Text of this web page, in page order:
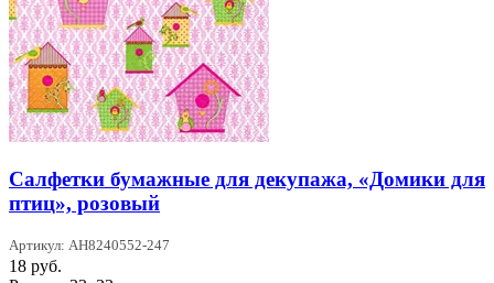
Салфетки бумажные для декупажа, «Домики для
птиц», розовый
Артикул: AH8240552-247
18 руб.